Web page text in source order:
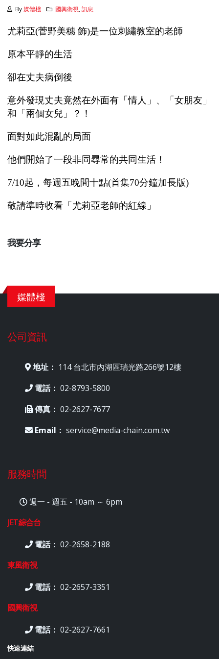
By媒體棧 國興衛視 訊息
尤莉亞(菅野美穗 飾)是一位刺繡教室的老師
原本平靜的生活
卻在丈夫病倒後
意外發現丈夫竟然在外面有「情人」、「女朋友」
和「兩個女兒」？！
面對如此混亂的局面
他們開始了一段非同尋常的共同生活！
7/10起，每週五晚間十點(首集70分鐘加長版)
敬請準時收看「尤莉亞老師的紅線」
我要分享
媒體棧
公司資訊
地址： 114 台北市內湖區瑞光路266號12樓
電話： 02-8793-5800
傳真： 02-2627-7677
Email： service@media-chain.com.tw
服務時間
週一 - 週五 - 10am ～ 6pm
JET綜合台
電話： 02-2658-2188
東風衛視
電話： 02-2657-3351
國興衛視
電話： 02-2627-7661
快速連結